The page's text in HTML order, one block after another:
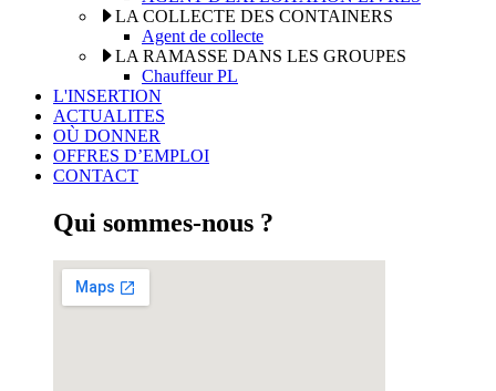
LA COLLECTE DES CONTAINERS
Agent de collecte
LA RAMASSE DANS LES GROUPES
Chauffeur PL
L'INSERTION
ACTUALITES
OÙ DONNER
OFFRES D’EMPLOI
CONTACT
Qui sommes-nous ?